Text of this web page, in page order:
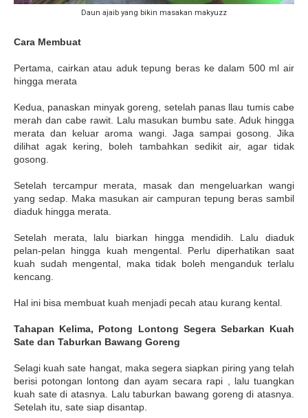
Daun ajaib yang bikin masakan makyuzz
Cara Membuat
Pertama, cairkan atau aduk tepung beras ke dalam 500 ml air
hingga merata
Kedua, panaskan minyak goreng, setelah panas llau tumis cabe
merah dan cabe rawit. Lalu masukan bumbu sate. Aduk hingga
merata dan keluar aroma wangi. Jaga sampai gosong. Jika
dilihat agak kering, boleh tambahkan sedikit air, agar tidak
gosong.
Setelah tercampur merata, masak dan mengeluarkan wangi
yang sedap. Maka masukan air campuran tepung beras sambil
diaduk hingga merata.
Setelah merata, lalu biarkan hingga mendidih. Lalu diaduk
pelan-pelan hingga kuah mengental. Perlu diperhatikan saat
kuah sudah mengental, maka tidak boleh menganduk terlalu
kencang.
Hal ini bisa membuat kuah menjadi pecah atau kurang kental.
Tahapan Kelima, Potong Lontong Segera Sebarkan Kuah
Sate dan Taburkan Bawang Goreng
Selagi kuah sate hangat, maka segera siapkan piring yang telah
berisi potongan lontong dan ayam secara rapi , lalu tuangkan
kuah sate di atasnya. Lalu taburkan bawang goreng di atasnya.
Setelah itu, sate siap disantap.